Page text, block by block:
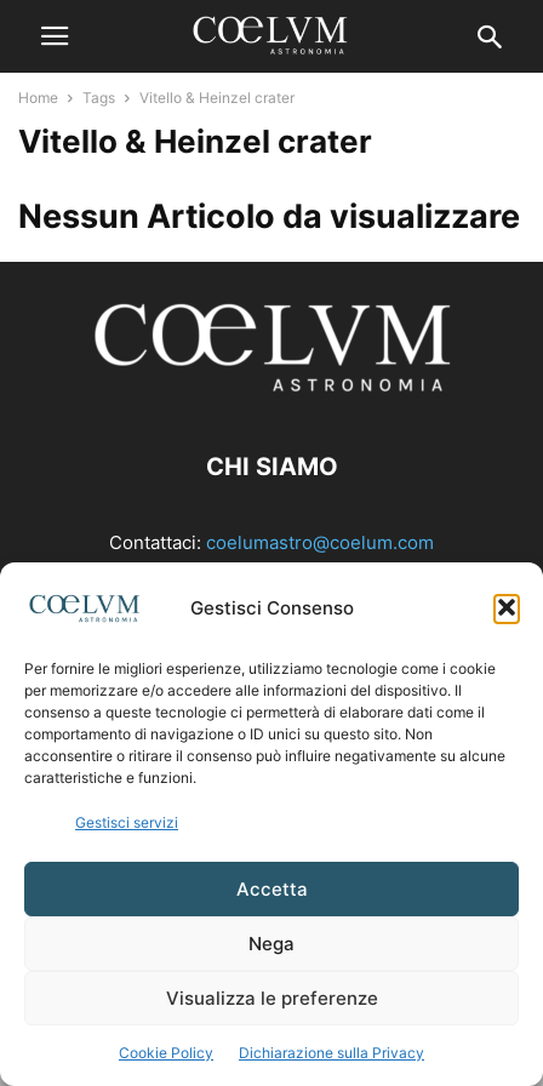
Gestisci Consenso
Per fornire le migliori esperienze, utilizziamo tecnologie come i cookie
per memorizzare e/o accedere alle informazioni del dispositivo. Il
consenso a queste tecnologie ci permetterà di elaborare dati come il
comportamento di navigazione o ID unici su questo sito. Non
acconsentire o ritirare il consenso può influire negativamente su alcune
caratteristiche e funzioni.
Gestisci servizi
Accetta
Nega
Visualizza le preferenze
Cookie Policy Dichiarazione sulla Privacy
Home Tags Vitello & Heinzel crater
Vitello & Heinzel crater
Nessun Articolo da visualizzare
CHI SIAMO
Contattaci: coelumastro@coelum.com
SEGUICI